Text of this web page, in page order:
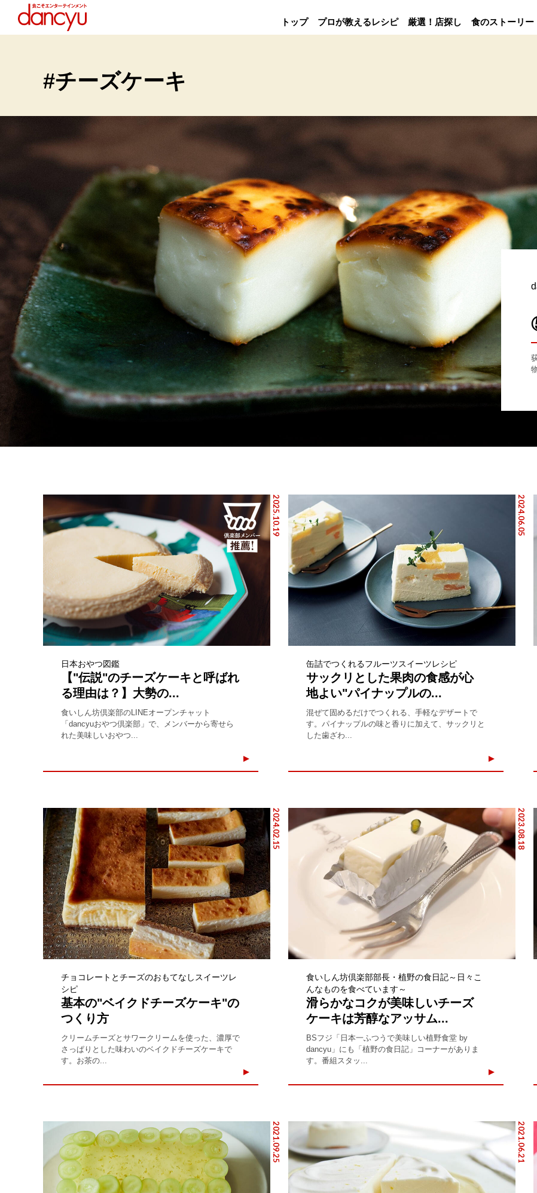
トップ プロが教えるレシピ 厳選！店探し 食のストーリー
#チーズケーキ
2025.10.19
日本おやつ図鑑
【"伝説"のチーズケーキと呼ばれ
る理由は？】大勢の...
食いしん坊倶楽部のLINEオープンチャット
「dancyuおやつ倶楽部」で、メンバーから寄せら
れた美味しいおやつ...
2024.06.05
缶詰でつくれるフルーツスイーツレシピ
サックリとした果肉の食感が心
地よい"パイナップルの...
混ぜて固めるだけでつくれる、手軽なデザートで
す。パイナップルの味と香りに加えて、サックリと
した歯ざわ...
2024.02.15
チョコレートとチーズのおもてなしスイーツレ
シピ
基本の"ベイクドチーズケーキ"の
つくり方
クリームチーズとサワークリームを使った、濃厚で
さっぱりとした味わいのベイクドチーズケーキで
す。お茶の...
2023.08.18
食いしん坊倶楽部部長・植野の食日記～日々こ
んなものを食べています～
滑らかなコクが美味しいチーズ
ケーキは芳醇なアッサム...
BSフジ「日本一ふつうで美味しい植野食堂 by
dancyu」にも「植野の食日記」コーナーがありま
す。番組スタッ...
2021.09.25 2021.06.21